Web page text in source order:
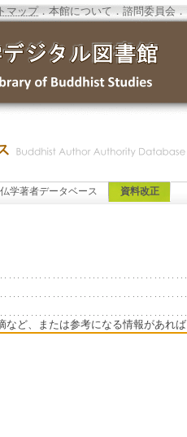
マップ．本館について ．諮問委員会 ．
仏学著者データベース 資料改正
など、または参考になる情報があれ